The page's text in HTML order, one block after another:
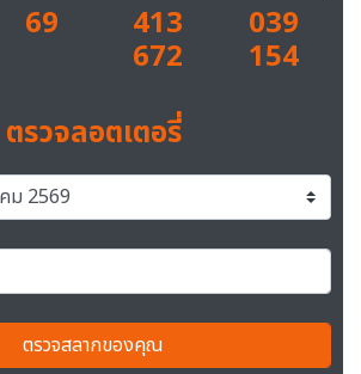
69 413
672
039
154
ตรวจลอตเตอรี่
ตรวจสลากของคุณ